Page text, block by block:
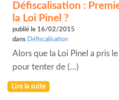
Défiscalisation :
la Loi Pinel ?
publié le 16/02/2015
dans Défiscalisation
Alors que la Loi Pinel a pris
pour tenter de (…)
Lire la suite